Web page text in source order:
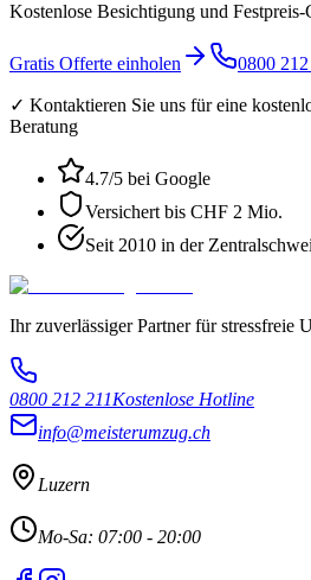
Kostenlose Besichtigung und Festpreis-
Gratis Offerte einholen 0800 212
✓ Kontaktieren Sie uns für eine
Beratung
4.7/5 bei Google
Versichert bis CHF 2 Mio.
Seit 2010 in der
Ihr zuverlässiger Partner für stressfreie
0800 212 211Kostenlose Hotline
info@meisterumzug.ch
Luzern
Mo-Sa: 07:00 - 20:00